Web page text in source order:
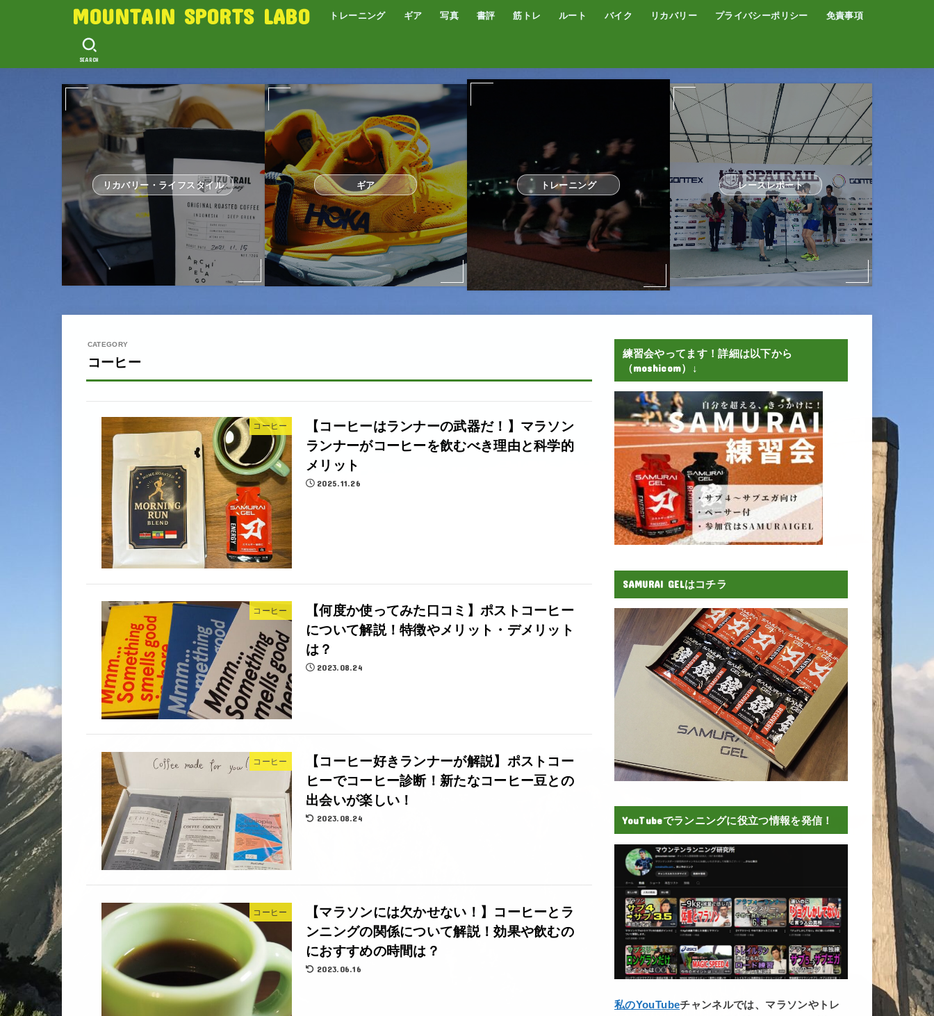
MOUNTAIN SPORTS LABO トレーニング ギア 写真 書評 筋トレ ルート バイク リカバリー プライバシーポリシー 免責事項
SEARCH
リカバリー・ライフスタイル ギア トレーニング レースレポート
コーヒー
コーヒー
【コーヒーはランナーの武器だ！】マラソン
ランナーがコーヒーを飲むべき理由と科学的
メリット
2025.11.26
コーヒー
【何度か使ってみた口コミ】ポストコーヒー
について解説！特徴やメリット・デメリット
は？
2023.08.24
コーヒー
【コーヒー好きランナーが解説】ポストコー
ヒーでコーヒー診断！新たなコーヒー豆との
出会いが楽しい！
2023.08.24
コーヒー
【マラソンには欠かせない！】コーヒーとラ
ンニングの関係について解説！効果や飲むの
におすすめの時間は？
2023.06.16
練習会やってます！詳細は以下から
（moshicom）↓
SAMURAI GELはコチラ
YouTubeでランニングに役立つ情報を発信！
私のYouTubeチャンネルでは、マラソンやトレ